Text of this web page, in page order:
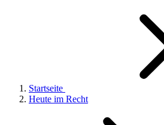
Startseite
Heute im Recht